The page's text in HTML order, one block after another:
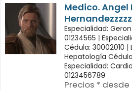
Medico. Angel
Especialidad:
01234565 |
Cédula: 30002010 |
Hepatología
Especialidad:
0123456789
Precios * desde